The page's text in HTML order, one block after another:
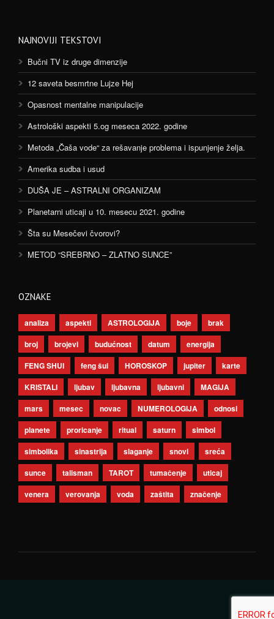
NAJNOVIJI TEKSTOVI
Bučni TV iz druge dimenzije
12 saveta besmrtne Lujze Hej
Opasnost mentalne manipulacije
Astrološki aspekti 5.og meseca 2022. godine
Metoda „Čaša vode“ za rešavanje problema i ispunjenje želja.
Amerika sudba i usud
DUŠA JE – ASTRALNI ORGANIZAM
Planetarni uticaji u 10. mesecu 2021. godine
Šta su Mesečevi čvorovi?
METOD “SREBRNO – ZLATNO SUNCE”
OZNAKE
analiza aspekti ASTROLOGIJA boje
brak
broj
brojevi budućnost datum
energija
FENG SHUI
feng šui HOROSKOP jupiter
karte
KRISTALI
ljubav ljubavna ljubavni
MAGIJA
mars
mesec novac NUMEROLOGIJA
odnosi
planete
proricanje ritual saturn
simbol
simbolika
sinastrija slaganje snovi
sreća
sunce
talisman TAROT tumačenje
uticaj
venera
verovanja voda zaštita značenje